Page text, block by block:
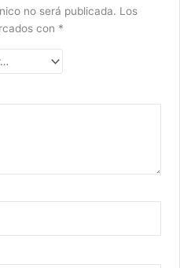
no será publicada. Los
con *